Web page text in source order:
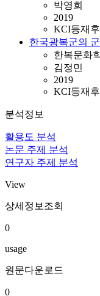
박영희
2019
KCI등재
한국광복군의
한복문화
김정민
2019
KCI등재
분석정보
활용도 분석
논문 주제 분석
연구자 주제 분석
View
상세정보조회
0
usage
원문다운로드
0